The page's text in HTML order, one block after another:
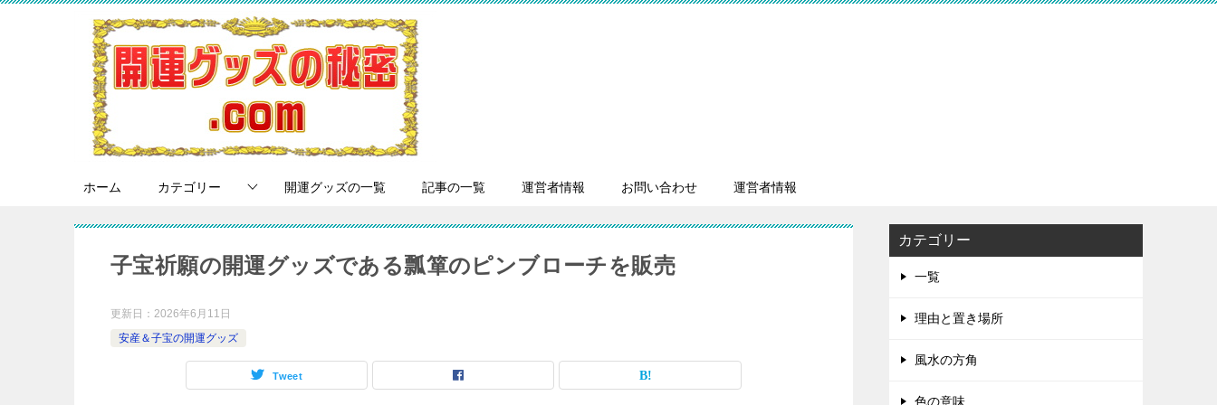
ホーム カテゴリー 開運グッズの一覧 記事の一覧 運営者情報 お問い合わせ 運営者情報
子宝祈願の開運グッズである瓢箪のピンブローチを販売
更新日： 2026年6月11日
安産＆子宝の開運グッズ
Tweet
カテゴリー
一覧
理由と置き場所
風水の方角
色の意味